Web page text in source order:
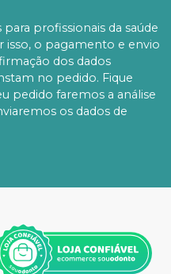
para profissionais da saúde
isso, o pagamento e envio
dos dados
no pedido. Fique
pedido faremos a análise
os dados de